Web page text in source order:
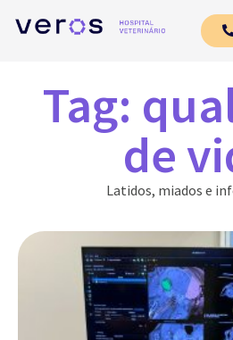
Tag:
de
Latidos, miados e